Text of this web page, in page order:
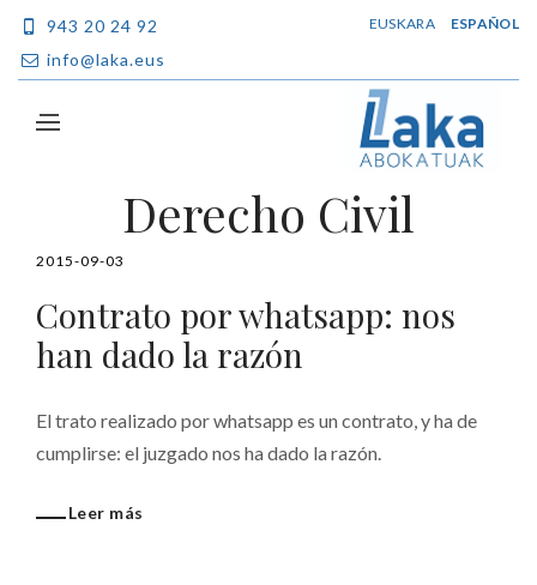
943 20 24 92
info@laka.eus
EUSKARA ESPAÑOL
Derecho Civil
2015-09-03
Contrato por whatsapp: nos
han dado la razón
El trato realizado por whatsapp es un contrato, y ha de
cumplirse: el juzgado nos ha dado la razón.
Leer más